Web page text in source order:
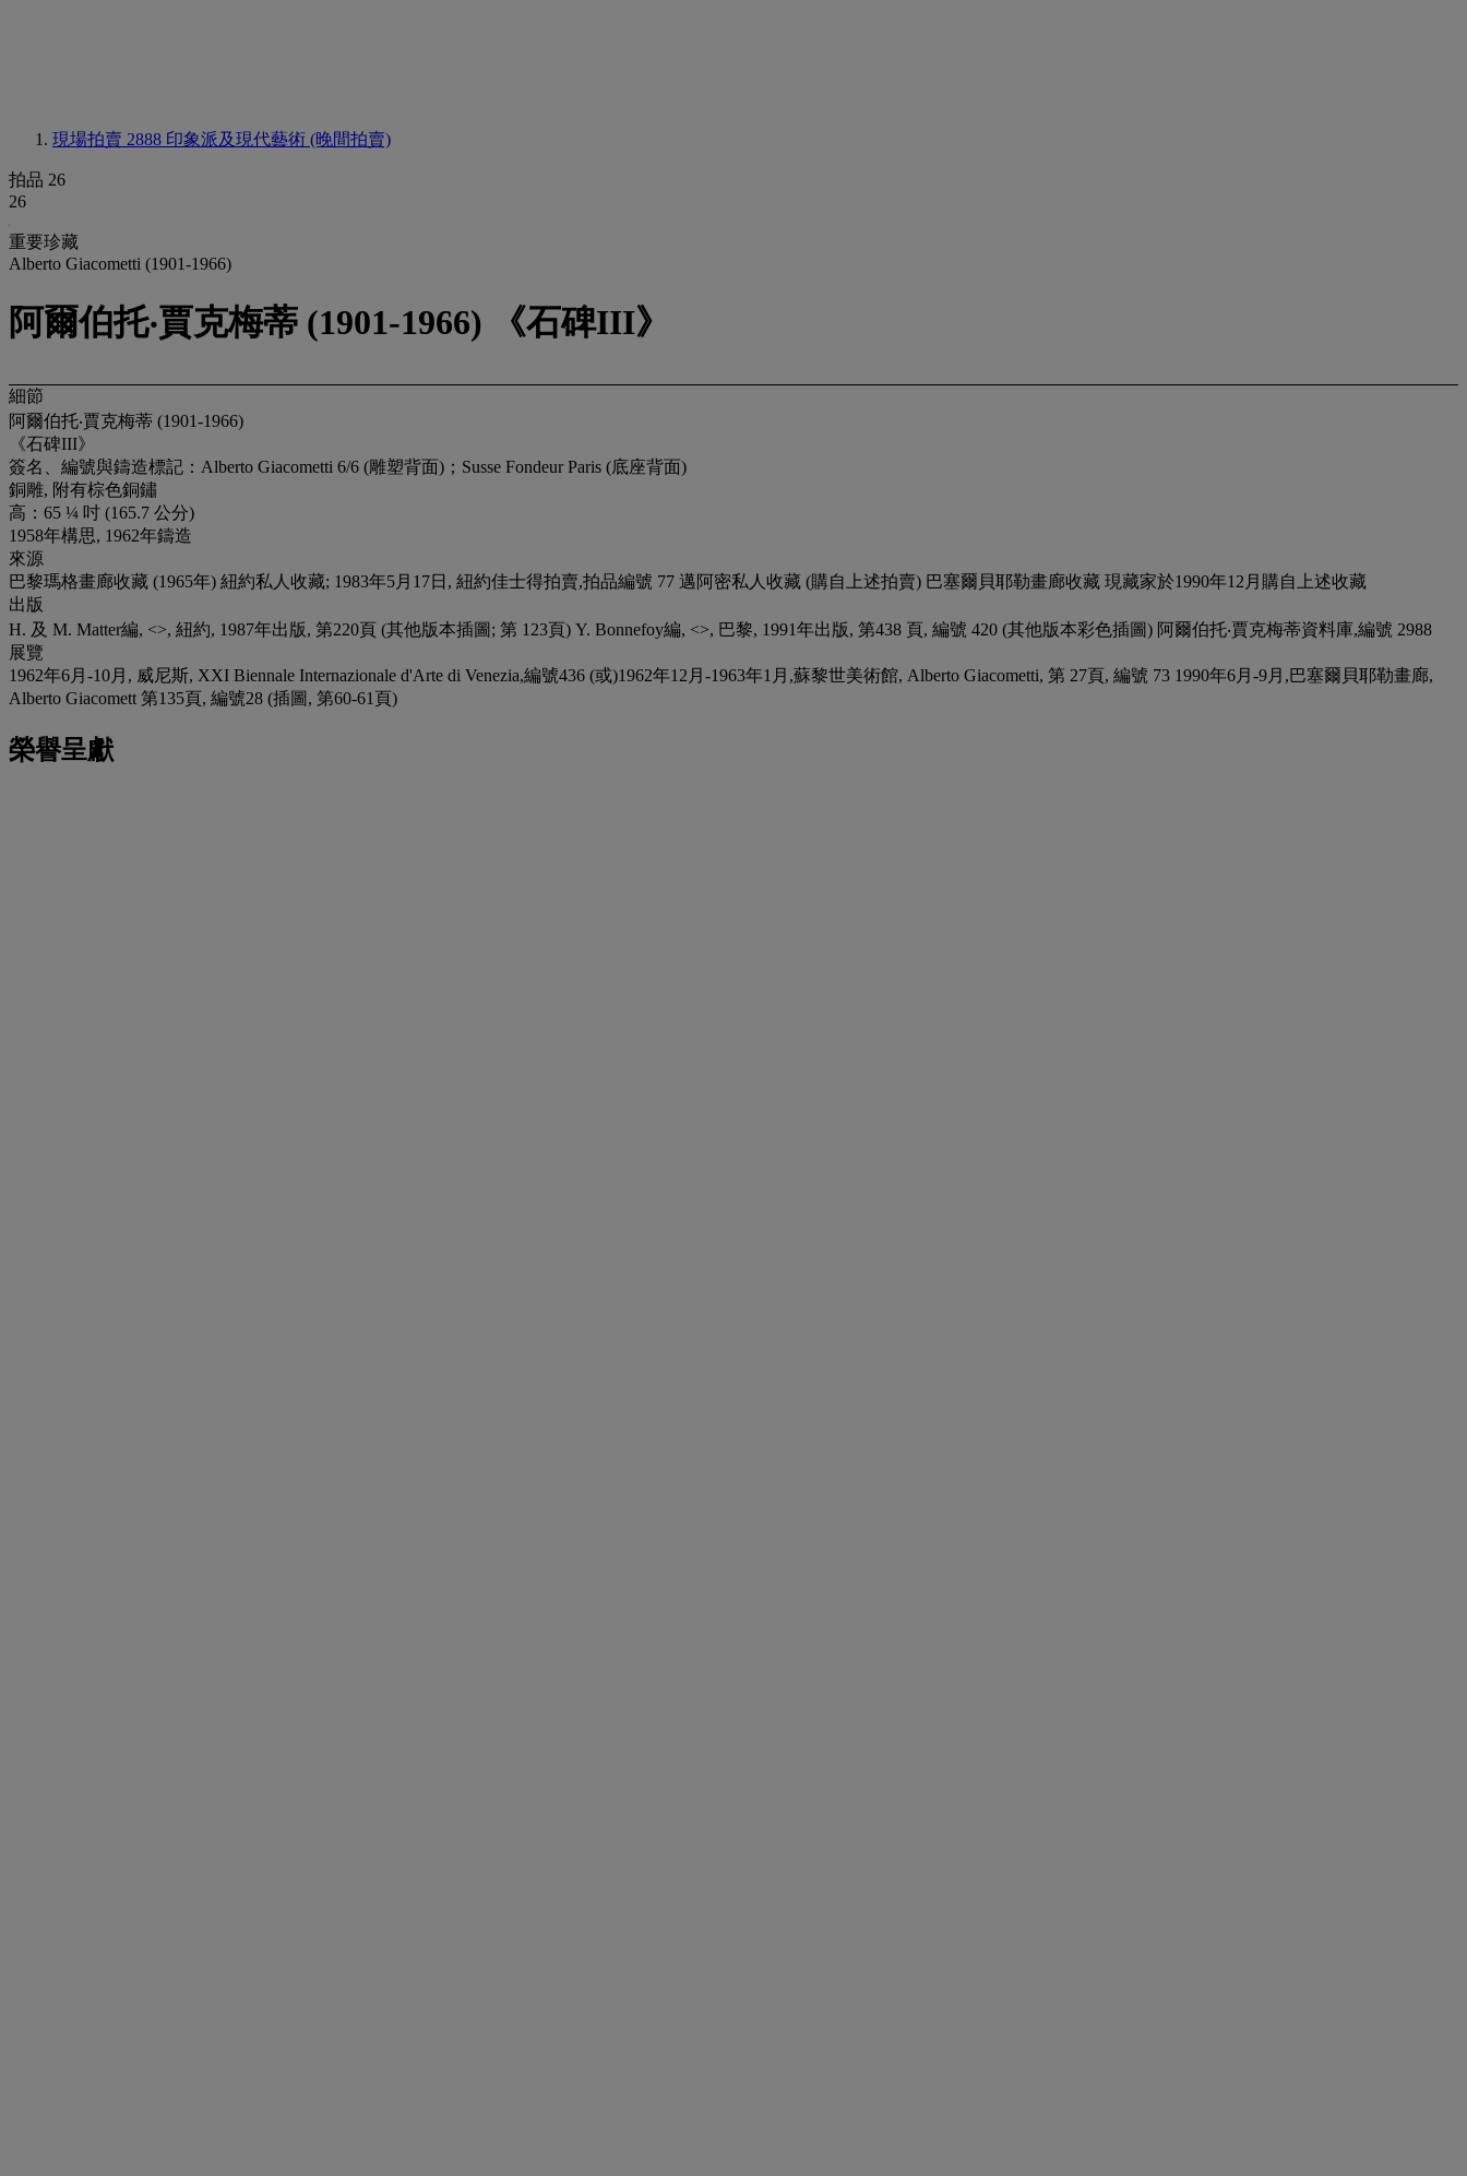
現場拍賣 2888 印象派及現代藝術 (晚間拍賣)
拍品 26
26
重要珍藏
Alberto Giacometti (1901-1966)
阿爾伯托‧賈克梅蒂 (1901-1966) 《石碑III》
細節
阿爾伯托‧賈克梅蒂 (1901-1966)
《石碑III》
簽名、編號與鑄造標記：Alberto Giacometti 6/6 (雕塑背面)；Susse Fondeur Paris (底座背面)
銅雕, 附有棕色銅鏽
高：65 ¼ 吋 (165.7 公分)
1958年構思, 1962年鑄造
來源
巴黎瑪格畫廊收藏 (1965年) 紐約私人收藏; 1983年5月17日, 紐約佳士得拍賣,拍品編號 77 邁阿密私人收藏 (購自上述拍賣) 巴塞爾貝耶勒畫廊收藏 現藏家於1990年12月購自上述收藏
出版
H. 及 M. Matter編, <>, 紐約, 1987年出版, 第220頁 (其他版本插圖; 第 123頁) Y. Bonnefoy編, <>, 巴黎, 1991年出版, 第438 頁, 編號 420 (其他版本彩色插圖) 阿爾伯托‧賈克梅蒂資料庫,編號 2988
展覽
1962年6月-10月, 威尼斯, XXI Biennale Internazionale d'Arte di Venezia,編號436 (或)1962年12月-1963年1月,蘇黎世美術館, Alberto Giacometti, 第 27頁, 編號 73 1990年6月-9月,巴塞爾貝耶勒畫廊,
Alberto Giacomett 第135頁, 編號28 (插圖, 第60-61頁)
榮譽呈獻